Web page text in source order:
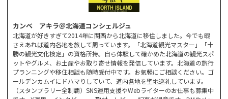
カンベ アキラ＠北海道コンシェルジュ
北海道が好きすぎて2014年に関西から北海道に移住しました。今でも暇
さえあれば道内各地を旅して周っています。「北海道観光マスター」「十
勝の観光文化検定」の資格所持。自ら体験して確かめた北海道の観光スポ
ットやグルメ、お土産やお取り寄せ情報を発信しています。北海道の旅行
プランニングや移住相談も随時受付中です。お気軽にご相談ください。ゴ
ールデンカムイにドハマりしていて、道内各地を聖地巡礼しています。
（スタンプラリー全制覇）SNS運用支援やWebライターのお仕事も募集中